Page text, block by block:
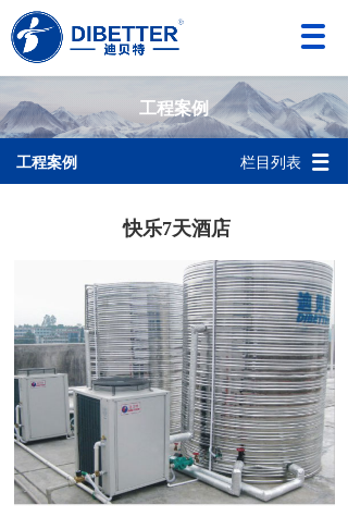
工程案例
栏目列表
工程案例
快乐7天酒店